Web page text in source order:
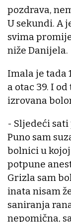
pozdrava,
U sekundi. A
svima
niže Danijela.
Imala je tada
a otac 39. I
izrovana
- Sljedeći
Puno sam
bolnici u
potpune
Grizla sam
inata nisam
saniranja
nepomična,